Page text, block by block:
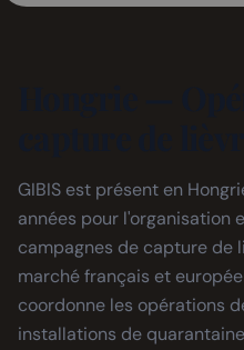
GIBIS est présent en
années pour l'organisation
campagnes de capture de
marché français et
coordonne les opérations
installations de